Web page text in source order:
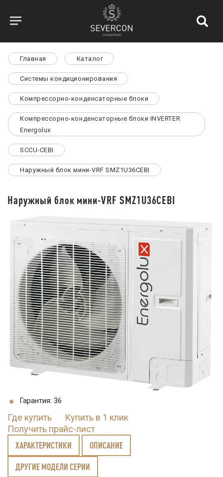
Главная Каталог
Системы кондиционирования
Компрессорно-конденсаторные блоки
Компрессорно-конденсаторные блоки INVERTER
Energolux
SCCU-CEBI
Наружный блок мини-VRF SMZ1U36CEBI
Наружный блок мини-VRF SMZ1U36CEBI
Гарантия: 36
Где купить
Купить в 1 клик
Получить прайс-лист
ХАРАКТЕРИСТИКИ ОПИСАНИЕ
ДРУГИЕ МОДЕЛИ СЕРИИ